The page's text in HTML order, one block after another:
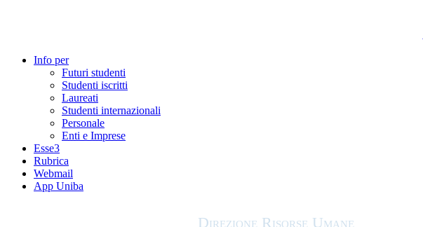
Info per
Futuri studenti
Studenti iscritti
Laureati
Studenti internazionali
Personale
Enti e Imprese
Esse3
Rubrica
Webmail
App Uniba